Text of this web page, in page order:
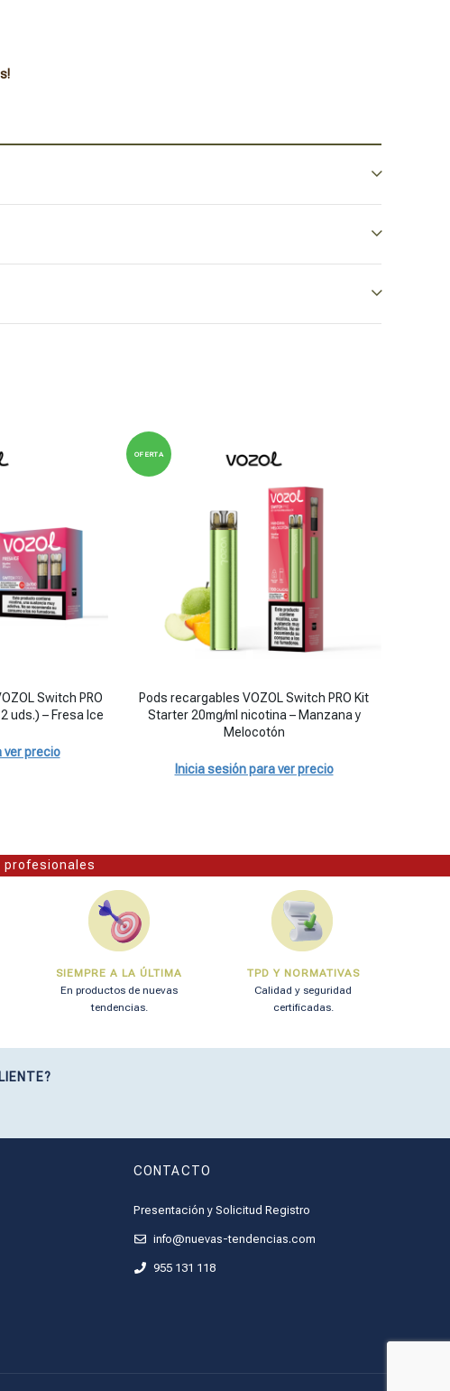
- Arándano Ice cantidad
Switch PRO 20mg/ml nicotina (Pack x 2 uds.) - Fresa Ice cantidad
Switch PRO
uds.) – Fresa Ice
ver precio
OFERTA
Pods recargables VOZOL Switch PRO Kit Starter
Pods recargables VOZOL Switch PRO Kit
Starter 20mg/ml nicotina – Manzana y
Melocotón
Inicia sesión para ver precio
profesionales
SIEMPRE A LA ÚLTIMA
En productos de nuevas
tendencias.
TPD Y NORMATIVAS
Calidad y seguridad
certificadas.
CONTACTO
Presentación y Solicitud Registro
info@nuevas-tendencias.com
955 131 118